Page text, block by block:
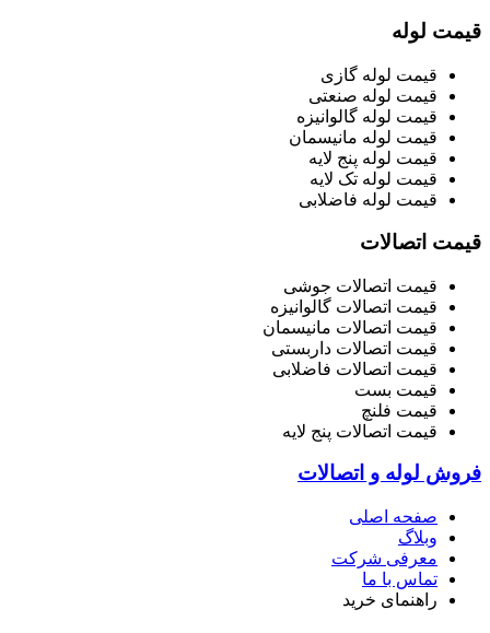
قیمت لوله
قیمت لوله گازی
قیمت لوله صنعتی
قیمت لوله گالوانیزه
قیمت لوله مانیسمان
قیمت لوله پنج لایه
قیمت لوله تک لایه
قیمت لوله فاضلابی
قیمت اتصالات
قیمت اتصالات جوشی
قیمت اتصالات گالوانیزه
قیمت اتصالات مانیسمان
قیمت اتصالات داربستی
قیمت اتصالات فاضلابی
قیمت بست
قیمت فلنچ
قیمت اتصالات پنج لایه
فروش لوله و اتصالات
صفحه اصلی
وبلاگ
معرفی شرکت
تماس با ما
راهنمای خرید